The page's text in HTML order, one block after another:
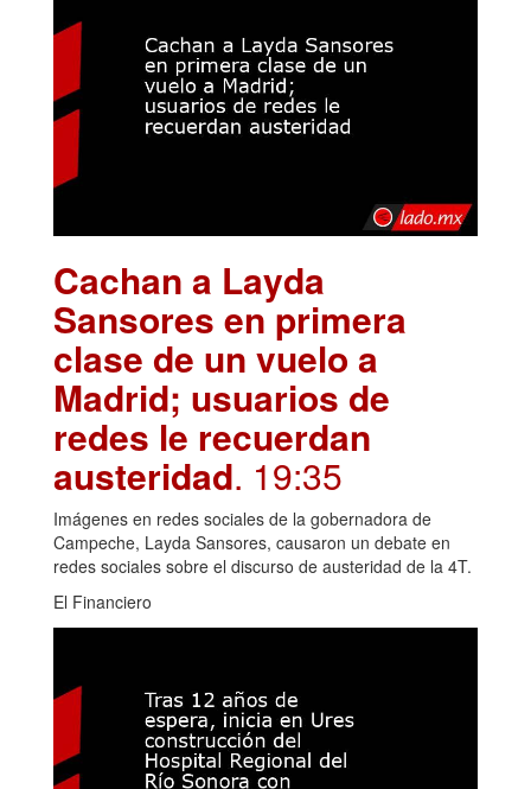
Cachan a Layda
Sansores en primera
clase de un vuelo a
Madrid; usuarios de
redes le recuerdan
austeridad. 19:35
Imágenes en redes sociales de la gobernadora de
Campeche, Layda Sansores, causaron un debate en
redes sociales sobre el discurso de austeridad de la 4T.
El Financiero